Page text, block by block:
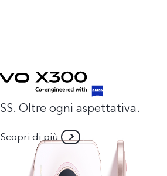
Oltre ogni aspettativa.
Scopri di più